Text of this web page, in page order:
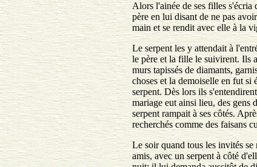
Alors l'ainée de ses filles s'écria
père en lui disant de ne pas
main et se rendit avec elle à la
Le serpent les y attendait à
le père et la fille le suivirent. Ils
murs tapissés de diamants,
choses et la demoiselle en fut
serpent. Dès lors ils
mariage eut ainsi lieu, des gens
serpent rampait à ses côtés.
recherchés comme des faisans
Le soir quand tous les invités se
amis, avec un serpent à côté